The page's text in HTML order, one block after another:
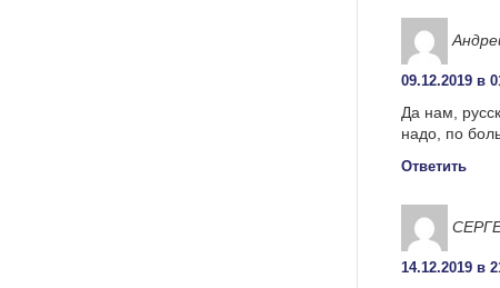
09.12.2019 в
Да нам,
надо, по
Ответить
14.12.2019 в